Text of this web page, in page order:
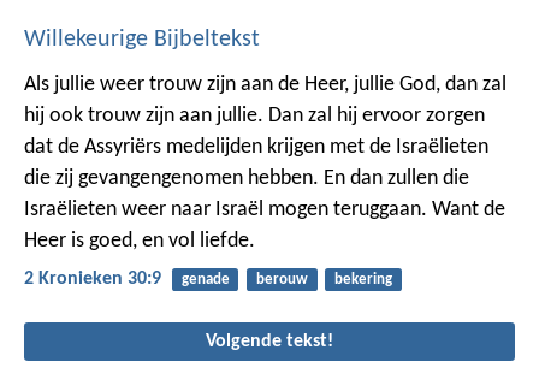
Willekeurige Bijbeltekst
Als jullie weer trouw zijn aan de Heer, jullie God, dan zal
hij ook trouw zijn aan jullie. Dan zal hij ervoor zorgen
dat de Assyriërs medelijden krijgen met de Israëlieten
die zij gevangengenomen hebben. En dan zullen die
Israëlieten weer naar Israël mogen teruggaan. Want de
Heer is goed, en vol liefde.
2 Kronieken 30:9 genade berouw bekering
Volgende tekst!